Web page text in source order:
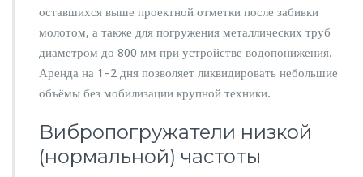
оставшихся выше проектной отметки после забивки
молотом, а также для погружения металлических труб
диаметром до 800 мм при устройстве водопонижения.
Аренда на 1–2 дня позволяет ликвидировать небольшие
объёмы без мобилизации крупной техники.
Вибропогружатели низкой
(нормальной) частоты